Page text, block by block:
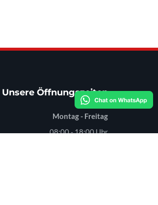
Unsere Öffnungszeiten
Montag - Freitag
08:00 - 18:00 Uhr